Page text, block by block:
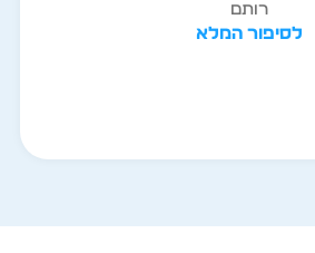
רותם
לסיפור המלא